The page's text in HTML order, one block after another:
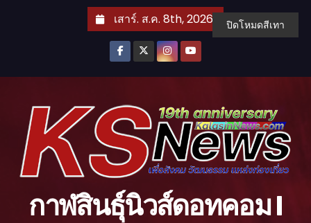
เสาร์. ส.ค. 8th, 2026
กาฬสินธุ์นิวส์ดอทคอม l
ปิดโหมดสีเทา